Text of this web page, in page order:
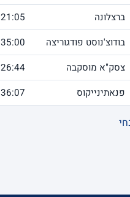
ברצלונה 21:05
בודוצ'נוסט פודגוריצה 35:00
צסק"א מוסקבה 26:44
פנאתינייקוס 36:07